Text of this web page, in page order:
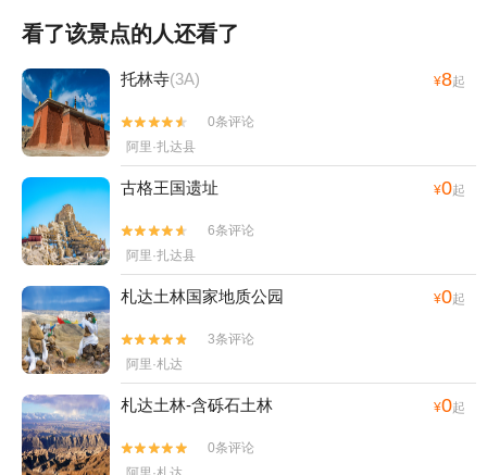
看了该景点的人还看了
托林寺(3A) ¥8起


0条评论
阿里·扎达县
古格王国遗址 ¥0起


6条评论
阿里·扎达县
札达土林国家地质公园‌ ¥0起


3条评论
阿里·札达
札达土林-含砾石土林 ¥0起


0条评论